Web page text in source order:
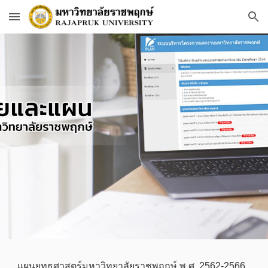
Skip to main content Skip to navigation
แผนยุทธศาสตร์มหาวิทยาลัยราชพฤกษ์ พ.ศ. 2562-2566